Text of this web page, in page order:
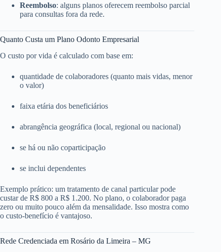
Reembolso: alguns planos oferecem reembolso parcial
para consultas fora da rede.
Quanto Custa um Plano Odonto Empresarial
O custo por vida é calculado com base em:
quantidade de colaboradores (quanto mais vidas, menor
o valor)
faixa etária dos beneficiários
abrangência geográfica (local, regional ou nacional)
se há ou não coparticipação
se inclui dependentes
Exemplo prático: um tratamento de canal particular pode
custar de R$ 800 a R$ 1.200. No plano, o colaborador paga
zero ou muito pouco além da mensalidade. Isso mostra como
o custo-benefício é vantajoso.
Rede Credenciada em Rosário da Limeira – MG